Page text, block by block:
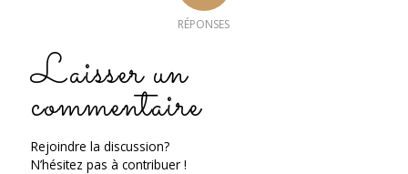
RÉPONSES
Laisser un
commentaire
Rejoindre la discussion?
N’hésitez pas à contribuer !